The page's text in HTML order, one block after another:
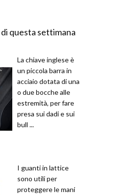
questa settimana
La chiave inglese è
un piccola barra in
acciaio dotata di una
o due bocche alle
estremità, per fare
presa sui dadi e sui
bull ...
I guanti in lattice
sono utili per
proteggere le mani